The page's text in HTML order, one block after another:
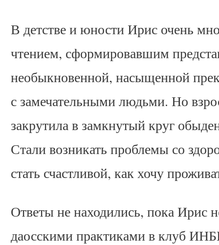
В детстве и юности Ирис очень
чтением, сформировавшим
необыкновенной, насыщенной
с замечательными людьми. Но
закрутила в замкнутый круг
Стали возникать проблемы со
стать счастливой, как хочу
Ответы не находились, пока Ирис
даосскими практиками в клуб